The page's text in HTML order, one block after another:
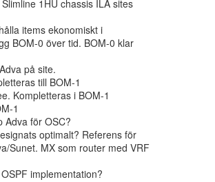
1HU chassis ILA sites
items ekonomiskt i
BOM-0 över tid. BOM-0 klar
på site.
till BOM-1
Kompletteras i BOM-1
1
Adva för OSC?
optimalt? Referens för
Sunet. MX som router med VRF
implementation?